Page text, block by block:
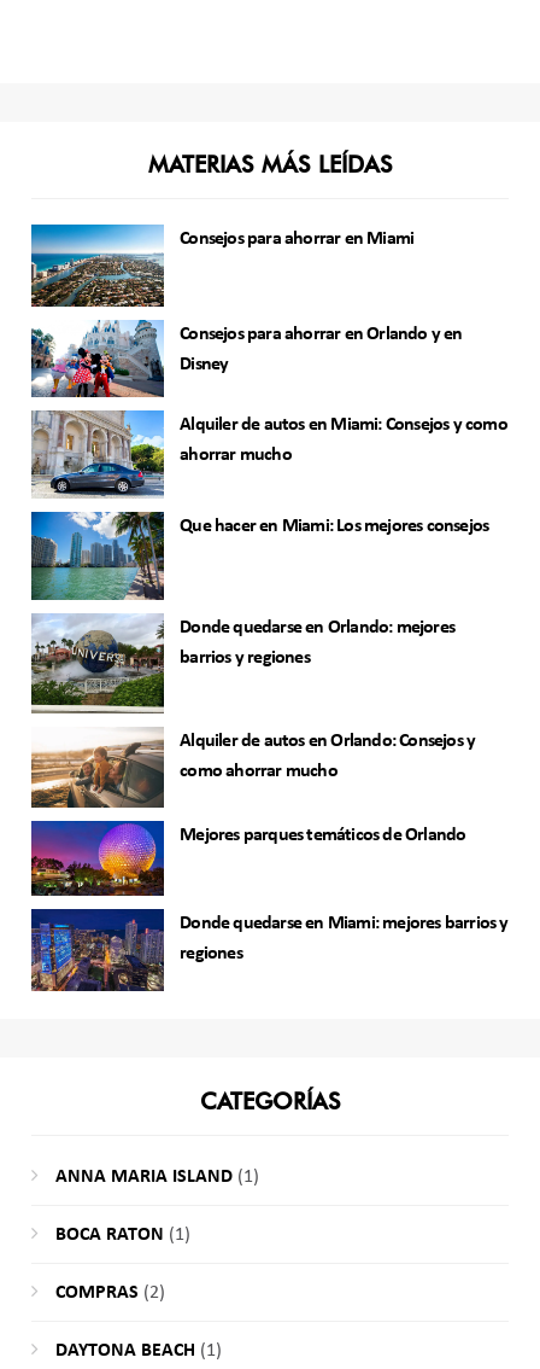
MATERIAS MÁS LEÍDAS
Consejos para ahorrar en Miami
Consejos para ahorrar en Orlando y en
Disney
Alquiler de autos en Miami: Consejos y como
ahorrar mucho
Que hacer en Miami: Los mejores consejos
Donde quedarse en Orlando: mejores
barrios y regiones
Alquiler de autos en Orlando: Consejos y
como ahorrar mucho
Mejores parques temáticos de Orlando
Donde quedarse en Miami: mejores barrios y
regiones
CATEGORÍAS
ANNA MARIA ISLAND(1)
BOCA RATON (1)
COMPRAS (2)
DAYTONA BEACH (1)